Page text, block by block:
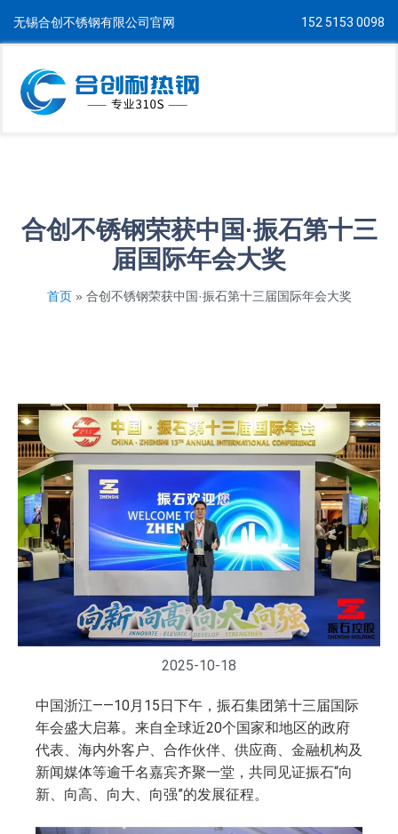
无锡合创不锈钢有限公司官网 152 5153 0098
合创不锈钢荣获中国·振石第十三
届国际年会大奖
首页 » 合创不锈钢荣获中国·振石第十三届国际年会大奖
2025-10-18
中国浙江——10月15日下午，振石集团第十三届国际
年会盛大启幕。来自全球近20个国家和地区的政府
代表、海内外客户、合作伙伴、供应商、金融机构及
新闻媒体等逾千名嘉宾齐聚一堂，共同见证振石“向
新、向高、向大、向强”的发展征程。